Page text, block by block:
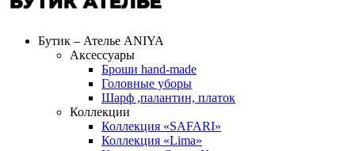
Бутик – Ателье ANIYA
Аксессуары
Броши hand-made
Головные уборы
Шарф ,палантин, платок
Коллекции
Коллекция «SAFARI»
Коллекция «Lima»